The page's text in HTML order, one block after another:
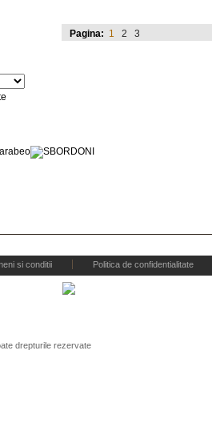
Pagina: 1 2 3
si conditii Politica de confidentialitate
drepturile rezervate